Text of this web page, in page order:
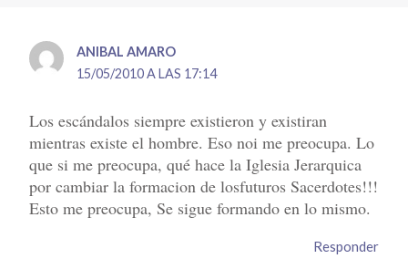
ANIBAL AMARO
15/05/2010 A LAS 17:14
Los escándalos siempre existieron y existiran
mientras existe el hombre. Eso noi me preocupa. Lo
que si me preocupa, qué hace la Iglesia Jerarquica
por cambiar la formacion de losfuturos Sacerdotes!!!
Esto me preocupa, Se sigue formando en lo mismo.
Responder